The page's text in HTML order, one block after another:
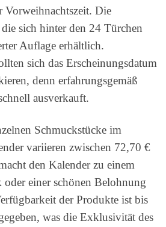
Vorweihnachtszeit. Die
sich hinter den 24 Türchen
Auflage erhältlich.
sich das Erscheinungsdatum
denn erfahrungsgemäß
ausverkauft.
Schmuckstücke im
variieren zwischen 72,70 €
den Kalender zu einem
oder einer schönen Belohnung
der Produkte ist bis
was die Exklusivität des